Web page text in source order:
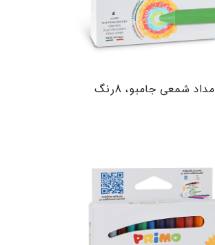
مداد شمعی جامبو، ۸رنگ